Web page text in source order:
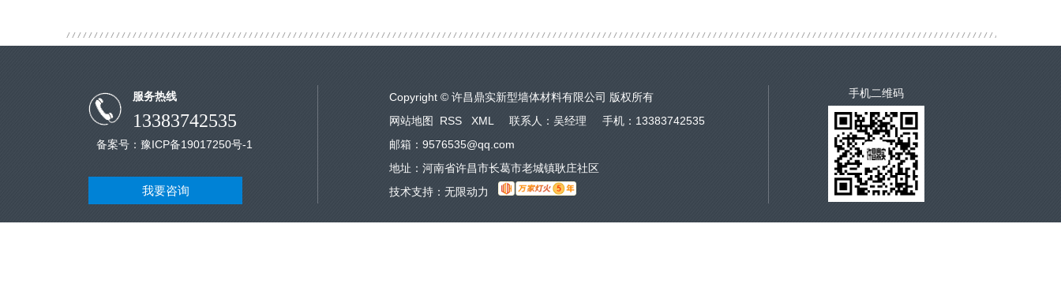
服务热线
13383742535
备案号： 豫ICP备19017250号-1
我要咨询
Copyright © 许昌鼎实新型墙体材料有限公司 版权所有
网站地图
RSS XML
联系人：吴经理 手机：13383742535
邮箱：9576535@qq.com
地址：河南省许昌市长葛市老城镇耿庄社区
技术支持： 无限动力
手机二维码